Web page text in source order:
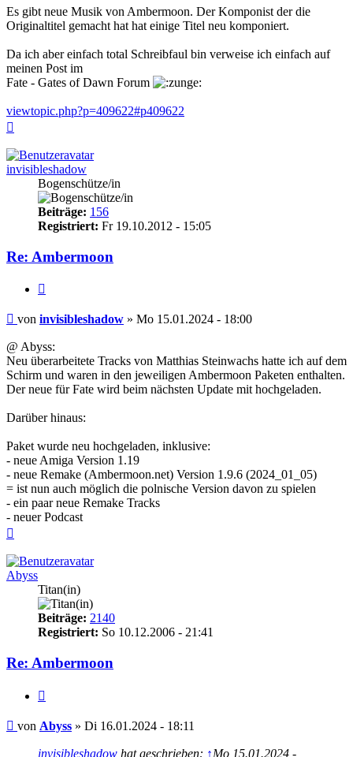
Es gibt neue Musik von Ambermoon. Der Komponist der die
Originaltitel gemacht hat hat einige Titel neu komponiert.
Da ich aber einfach total Schreibfaul bin verweise ich einfach auf
meinen Post im
Fate - Gates of Dawn Forum
viewtopic.php?p=409622#p409622
invisibleshadow
Bogenschütze/in
Beiträge: 156
Registriert: Fr 19.10.2012 - 15:05
Re: Ambermoon
Beitrag
von invisibleshadow » Mo 15.01.2024 - 18:00
@ Abyss:
Neu überarbeitete Tracks von Matthias Steinwachs hatte ich auf dem
Schirm und waren in den jeweiligen Ambermoon Paketen enthalten.
Der neue für Fate wird beim nächsten Update mit hochgeladen.
Darüber hinaus:
Paket wurde neu hochgeladen, inklusive:
- neue Amiga Version 1.19
- neue Remake (Ambermoon.net) Version 1.9.6 (2024_01_05)
= ist nun auch möglich die polnische Version davon zu spielen
- ein paar neue Remake Tracks
- neuer Podcast
Abyss
Titan(in)
Beiträge: 2140
Registriert: So 10.12.2006 - 21:41
Re: Ambermoon
Beitrag
von Abyss » Di 16.01.2024 - 18:11
invisibleshadow hat geschrieben: ↑Mo 15.01.2024 -